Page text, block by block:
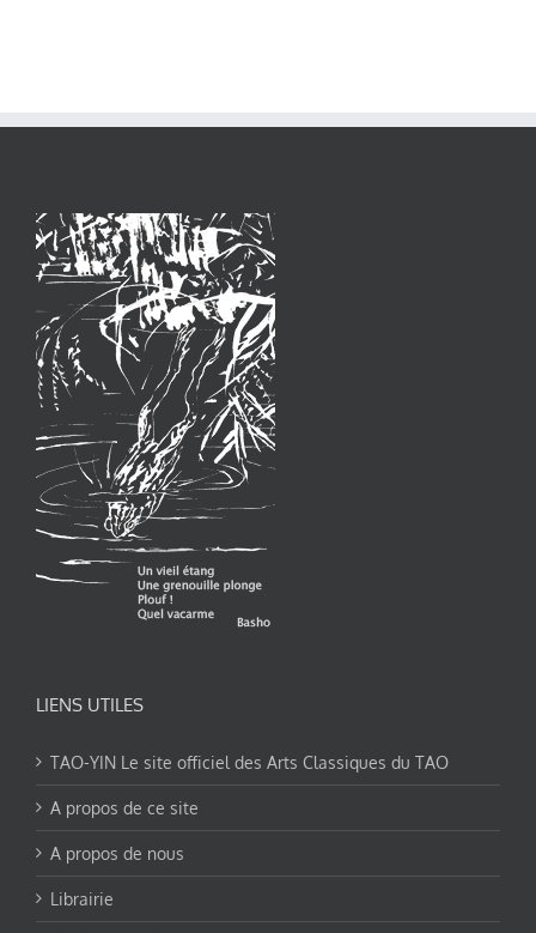
LIENS UTILES
TAO-YIN Le site officiel des Arts Classiques du TAO
A propos de ce site
A propos de nous
Librairie